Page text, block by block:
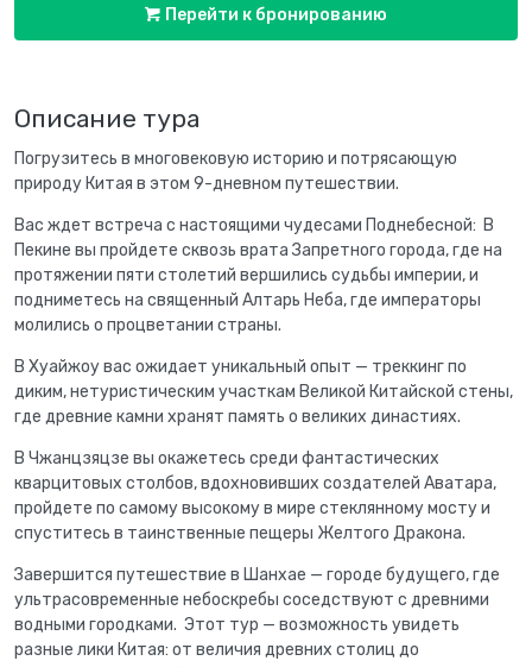
Описание тура
Погрузитесь в многовековую историю и потрясающую
природу Китая в этом 9-дневном путешествии.
Вас ждет встреча с настоящими чудесами Поднебесной: В
Пекине вы пройдете сквозь врата Запретного города, где на
протяжении пяти столетий вершились судьбы империи, и
подниметесь на священный Алтарь Неба, где императоры
молились о процветании страны.
В Хуайжоу вас ожидает уникальный опыт — треккинг по
диким, нетуристическим участкам Великой Китайской стены,
где древние камни хранят память о великих династиях.
В Чжанцзяцзе вы окажетесь среди фантастических
кварцитовых столбов, вдохновивших создателей Аватара,
пройдете по самому высокому в мире стеклянному мосту и
спуститесь в таинственные пещеры Желтого Дракона.
Завершится путешествие в Шанхае — городе будущего, где
ультрасовременные небоскребы соседствуют с древними
водными городками. Этот тур — возможность увидеть
разные лики Китая: от величия древних столиц до
Перейти к бронированию